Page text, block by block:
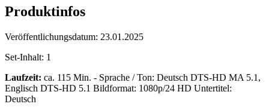
Produktinfos
Veröffentlichungsdatum: 23.01.2025
Set-Inhalt: 1
Laufzeit: ca. 115 Min. - Sprache / Ton: Deutsch DTS-HD MA 5.1,
Englisch DTS-HD 5.1 Bildformat: 1080p/24 HD Untertitel:
Deutsch